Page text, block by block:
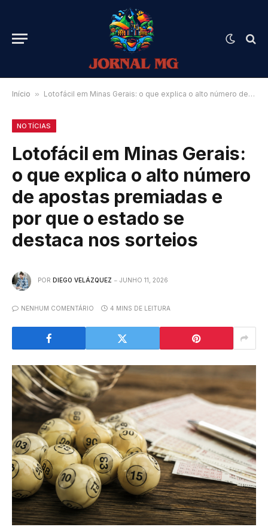
Início » Lotofácil em Minas Gerais: o que explica o alto número de apostas premiadas e por que o estado se destaca nos sorteios
NOTÍCIAS
Lotofácil em Minas Gerais:
o que explica o alto número
de apostas premiadas e
por que o estado se
destaca nos sorteios
POR DIEGO VELÁZQUEZ JUNHO 11, 2026
NENHUM COMENTÁRIO 4 MINS DE LEITURA